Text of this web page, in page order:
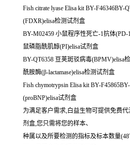
Fish citrate lyase Elisa kit BY-
(FDXR)elisa检测试剂盒
BY-M02459 小鼠程序性死亡-1抗体(PD-
鼠磷脂酰肌醇(PI)elisa试剂盒
BY-QT6358 豆荚斑驳病毒(BPMV)elisa
酰胺酶(β-lactamase)elisa检测试剂盒
Fish chymotrypsin Elisa kit BY-
(proBNP)elisa试剂盒
为满足客户需求,白益生物可提供免费
剂盒,您只需将您的样本、
种属以及所要检测的指标及标本数量